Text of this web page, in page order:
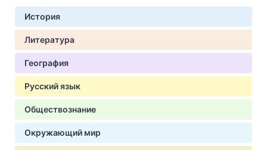
История
Литература
География
Русский язык
Обществознание
Окружающий мир